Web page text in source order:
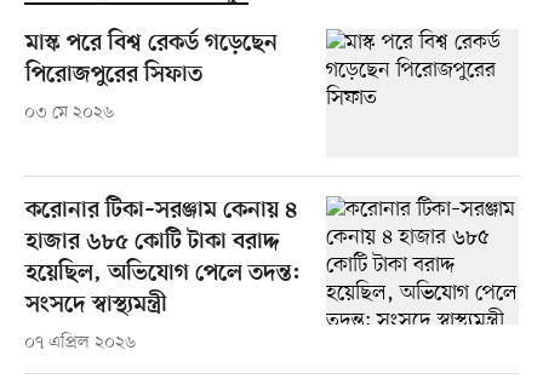
মাস্ক পরে বিশ্ব রেকর্ড গড়েছেন
পিরোজপুরের সিফাত
০৩ মে ২০২৬
করোনার টিকা–সরঞ্জাম কেনায় ৪
হাজার ৬৮৫ কোটি টাকা বরাদ্দ
হয়েছিল, অভিযোগ পেলে তদন্ত:
সংসদে স্বাস্থ্যমন্ত্রী
০৭ এপ্রিল ২০২৬